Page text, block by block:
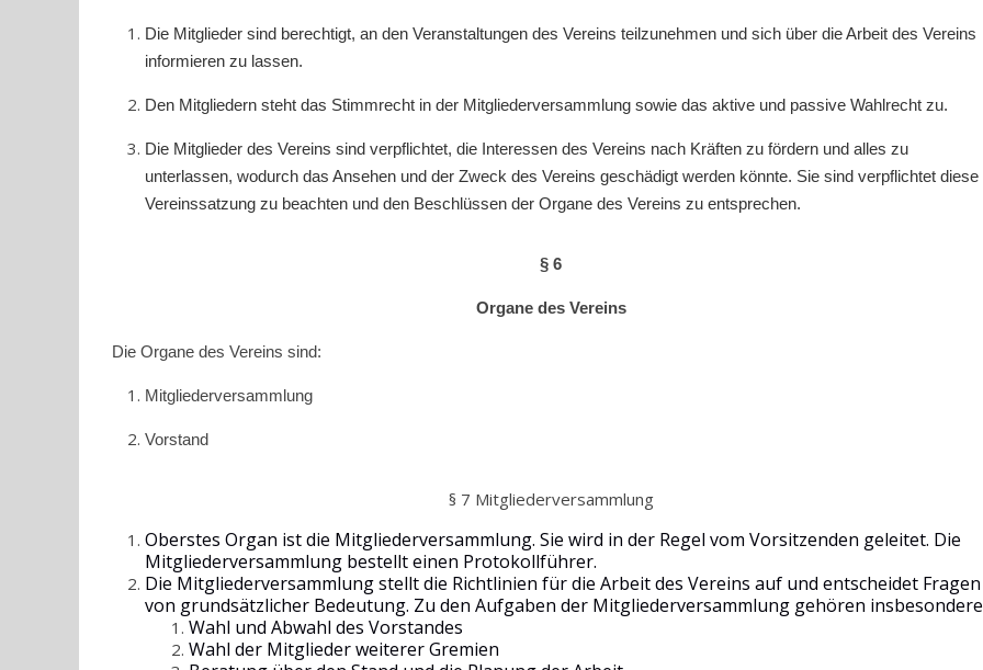
Die Mitglieder sind berechtigt, an den Veranstaltungen des Vereins teilzunehmen und sich über die Arbeit des Vereins
informieren zu lassen.
Den Mitgliedern steht das Stimmrecht in der Mitgliederversammlung sowie das aktive und passive Wahlrecht zu.
Die Mitglieder des Vereins sind verpflichtet, die Interessen des Vereins nach Kräften zu fördern und alles zu
unterlassen, wodurch das Ansehen und der Zweck des Vereins geschädigt werden könnte. Sie sind verpflichtet diese
Vereinssatzung zu beachten und den Beschlüssen der Organe des Vereins zu entsprechen.
§ 6
Organe des Vereins
Die Organe des Vereins sind:
Mitgliederversammlung
Vorstand
§ 7 Mitgliederversammlung
Oberstes Organ ist die Mitgliederversammlung. Sie wird in der Regel vom Vorsitzenden geleitet. Die
Mitgliederversammlung bestellt einen Protokollführer.
Die Mitgliederversammlung stellt die Richtlinien für die Arbeit des Vereins auf und entscheidet Fragen
von grundsätzlicher Bedeutung. Zu den Aufgaben der Mitgliederversammlung gehören
Wahl und Abwahl des Vorstandes
Wahl der Mitglieder weiterer Gremien